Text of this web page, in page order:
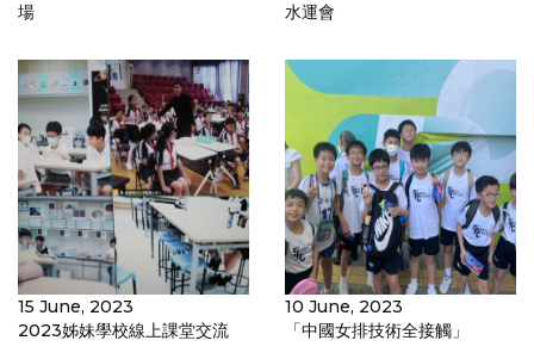
場
水運會
15 June, 2023
2023姊妹學校線上課堂交流
10 June, 2023
「中國女排技術全接觸」